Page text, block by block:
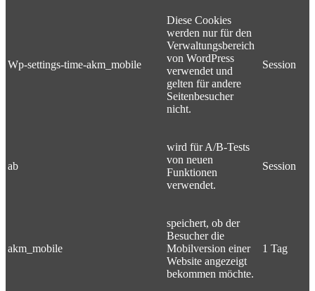
Wp-settings-time-akm_mobile
Diese Cookies
werden nur für den
Verwaltungsbereich
von WordPress
verwendet und
gelten für andere
Seitenbesucher
nicht.
Session
ab
wird für A/B-Tests
von neuen
Funktionen
verwendet.
Session
akm_mobile
speichert, ob der
Besucher die
Mobilversion einer
Website angezeigt
bekommen möchte.
1 Tag